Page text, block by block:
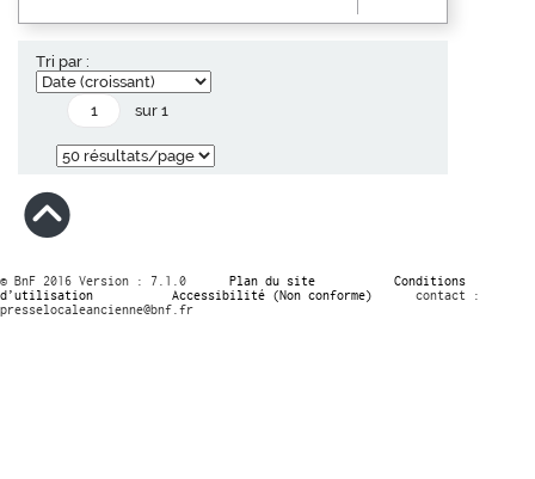
Tri par :
sur 1
© BnF 2016 Version : 7.1.0 Plan du site
Conditions
d’utilisation
Accessibilité (Non conforme)
contact :
presselocaleancienne@bnf.fr